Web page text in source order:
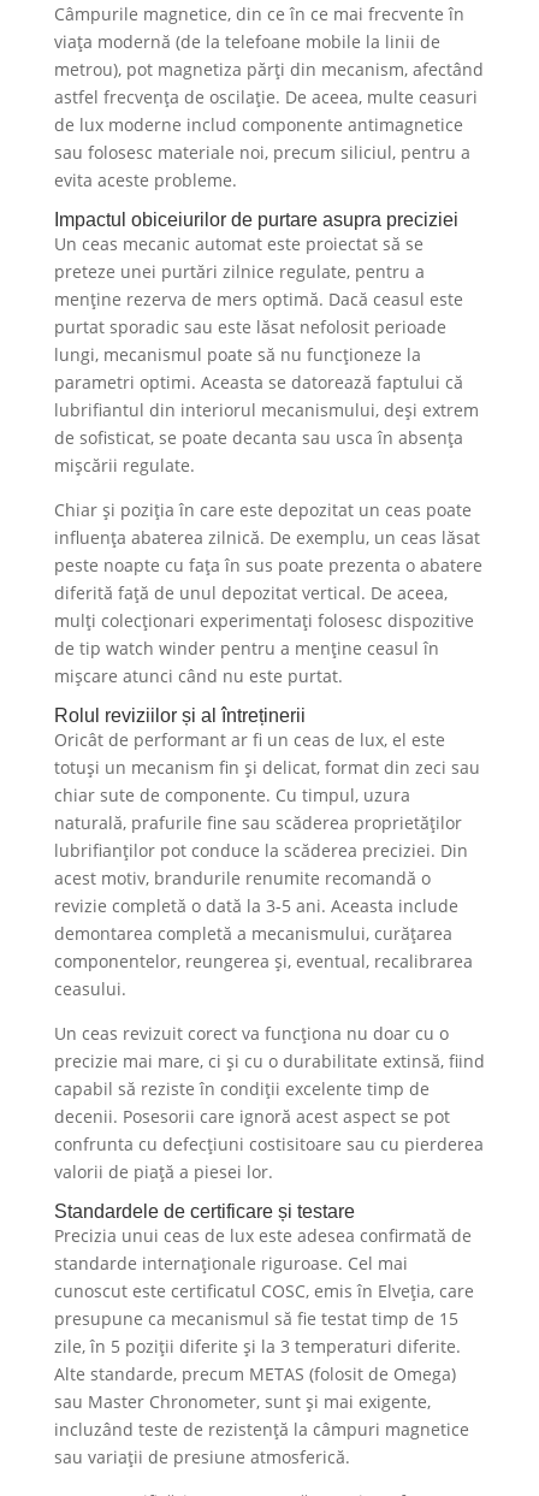
Câmpurile magnetice, din ce în ce mai frecvente în
viața modernă (de la telefoane mobile la linii de
metrou), pot magnetiza părți din mecanism, afectând
astfel frecvența de oscilație. De aceea, multe ceasuri
de lux moderne includ componente antimagnetice
sau folosesc materiale noi, precum siliciul, pentru a
evita aceste probleme.
Impactul obiceiurilor de purtare asupra preciziei
Un ceas mecanic automat este proiectat să se
preteze unei purtări zilnice regulate, pentru a
menține rezerva de mers optimă. Dacă ceasul este
purtat sporadic sau este lăsat nefolosit perioade
lungi, mecanismul poate să nu funcționeze la
parametri optimi. Aceasta se datorează faptului că
lubrifiantul din interiorul mecanismului, deși extrem
de sofisticat, se poate decanta sau usca în absența
mișcării regulate.
Chiar și poziția în care este depozitat un ceas poate
influența abaterea zilnică. De exemplu, un ceas lăsat
peste noapte cu fața în sus poate prezenta o abatere
diferită față de unul depozitat vertical. De aceea,
mulți colecționari experimentați folosesc dispozitive
de tip watch winder pentru a menține ceasul în
mișcare atunci când nu este purtat.
Rolul reviziilor și al întreținerii
Oricât de performant ar fi un ceas de lux, el este
totuși un mecanism fin și delicat, format din zeci sau
chiar sute de componente. Cu timpul, uzura
naturală, prafurile fine sau scăderea proprietăților
lubrifianților pot conduce la scăderea preciziei. Din
acest motiv, brandurile renumite recomandă o
revizie completă o dată la 3-5 ani. Aceasta include
demontarea completă a mecanismului, curățarea
componentelor, reungerea și, eventual, recalibrarea
ceasului.
Un ceas revizuit corect va funcționa nu doar cu o
precizie mai mare, ci și cu o durabilitate extinsă, fiind
capabil să reziste în condiții excelente timp de
decenii. Posesorii care ignoră acest aspect se pot
confrunta cu defecțiuni costisitoare sau cu pierderea
valorii de piață a piesei lor.
Standardele de certificare și testare
Precizia unui ceas de lux este adesea confirmată de
standarde internaționale riguroase. Cel mai
cunoscut este certificatul COSC, emis în Elveția, care
presupune ca mecanismul să fie testat timp de 15
zile, în 5 poziții diferite și la 3 temperaturi diferite.
Alte standarde, precum METAS (folosit de Omega)
sau Master Chronometer, sunt și mai exigente,
incluzând teste de rezistență la câmpuri magnetice
sau variații de presiune atmosferică.